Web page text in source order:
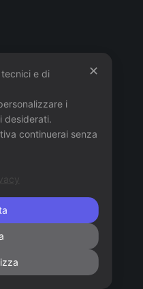
✕
e di
i
desiderati.
continuerai senza